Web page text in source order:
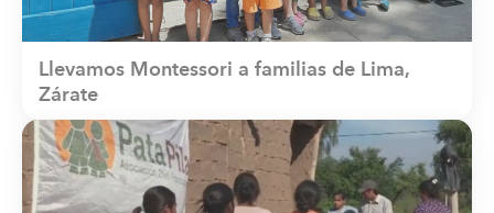
Llevamos Montessori a familias de Lima,
Zárate